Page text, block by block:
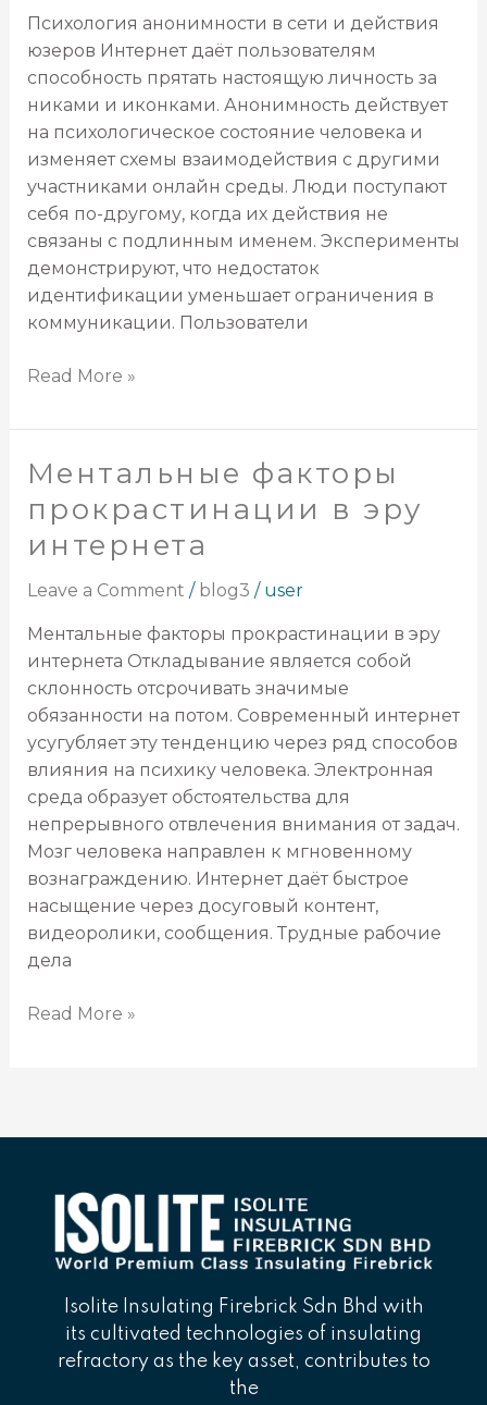
Психология анонимности в сети и действия
юзеров Интернет даёт пользователям
способность прятать настоящую личность за
никами и иконками. Анонимность действует
на психологическое состояние человека и
изменяет схемы взаимодействия с другими
участниками онлайн среды. Люди поступают
себя по-другому, когда их действия не
связаны с подлинным именем. Эксперименты
демонстрируют, что недостаток
идентификации уменьшает ограничения в
коммуникации. Пользователи
юзеров
Read More »
Ментальные факторы
прокрастинации в эру
интернета
Leave a Comment / blog3 / user
Ментальные факторы прокрастинации в эру
интернета Откладывание является собой
склонность отсрочивать значимые
обязанности на потом. Современный интернет
усугубляет эту тенденцию через ряд способов
влияния на психику человека. Электронная
среда образует обстоятельства для
непрерывного отвлечения внимания от задач.
Мозг человека направлен к мгновенному
вознаграждению. Интернет даёт быстрое
насыщение через досуговый контент,
видеоролики, сообщения. Трудные рабочие
дела
Ментальные
прокрастинации
в
Read More »
Isolite Insulating Firebrick Sdn Bhd with
its cultivated technologies of insulating
refractory as the key asset, contributes to
the